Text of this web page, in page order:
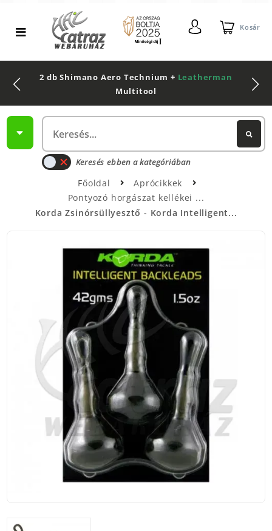
Kosár
2 db Shimano Aero Technium + Leatherman
Multitool
Keresés ebben a kategóriában
Főoldal
Aprócikkek
Pontyozó horgászat kellékei
Korda Zsinórsüllyesztő - Korda Intelligent...